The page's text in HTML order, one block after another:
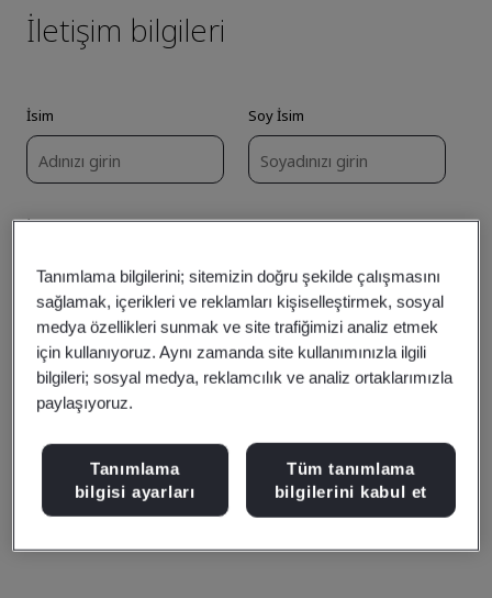
Tanımlama bilgilerini; sitemizin doğru şekilde çalışmasını
sağlamak, içerikleri ve reklamları kişiselleştirmek, sosyal
medya özellikleri sunmak ve site trafiğimizi analiz etmek
için kullanıyoruz. Aynı zamanda site kullanımınızla ilgili
bilgileri; sosyal medya, reklamcılık ve analiz ortaklarımızla
paylaşıyoruz.
Tanımlama
bilgisi ayarları
Tüm tanımlama
bilgilerini kabul et